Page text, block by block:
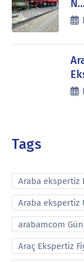
Tags
Araba ekspertiz
Araba ekspertiz
arabamcom
Araç Ekspertiz